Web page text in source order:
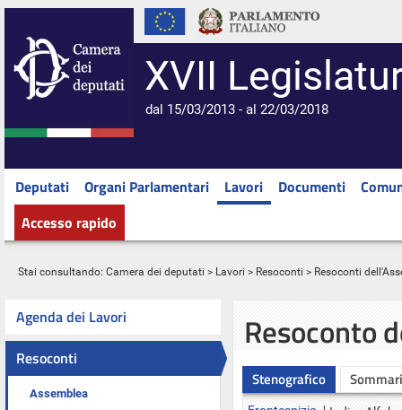
XVII
dal 15/03/2013 - al 22/03/2018
Deputati Organi Parlamentari Lavori Documenti
Accesso rapido
Stai consultando: Camera dei deputati > Lavori > Resoconti > Resoconti
Agenda dei Lavori
Resoconti
Assemblea
Resoconto
Stenografico